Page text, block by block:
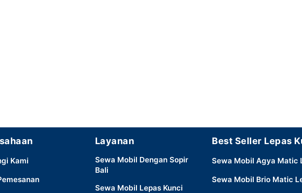
Kami
Layanan
Sewa Mobil Dengan Sopir
Bali
Sewa Mobil Lepas Kunci
Best Seller Lepas
Sewa Mobil Agya Matic
Sewa Mobil Brio Matic